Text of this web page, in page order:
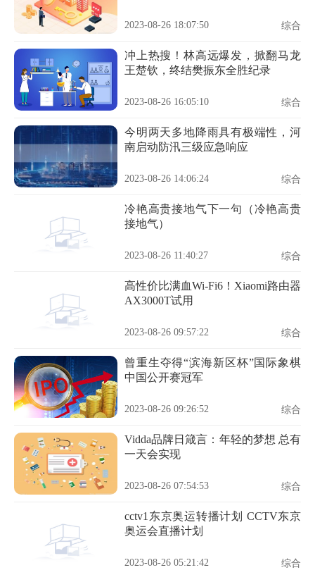
2023-08-26 18:07:50 综合
冲上热搜！林高远爆发，掀翻马龙
王楚钦，终结樊振东全胜纪录
2023-08-26 16:05:10 综合
今明两天多地降雨具有极端性，河
南启动防汛三级应急响应
2023-08-26 14:06:24 综合
冷艳高贵接地气下一句（冷艳高贵
接地气）
2023-08-26 11:40:27 综合
高性价比满血Wi-Fi6！Xiaomi路由器
AX3000T试用
2023-08-26 09:57:22 综合
曾重生夺得“滨海新区杯”国际象棋
中国公开赛冠军
2023-08-26 09:26:52 综合
Vidda品牌日箴言：年轻的梦想 总有
一天会实现
2023-08-26 07:54:53 综合
cctv1东京奥运转播计划 CCTV东京
奥运会直播计划
2023-08-26 05:21:42 综合